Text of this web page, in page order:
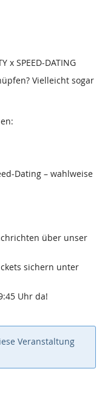
x SPEED-DATING
Vielleicht sogar
Dating – wahlweise
über unser
sichern unter
Uhr da!
Veranstaltung